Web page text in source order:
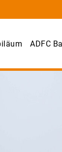
ADFC